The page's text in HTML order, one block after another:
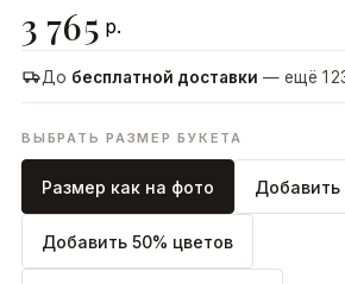
3 765 р.
До бесплатной доставки — ещё 1
ВЫБРАТЬ РАЗМЕР БУКЕТА
Размер как на фото Добавить
Добавить 50% цветов